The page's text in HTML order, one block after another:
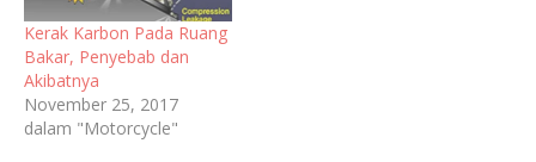
Kerak Karbon Pada Ruang
Bakar, Penyebab dan
Akibatnya
November 25, 2017
dalam "Motorcycle"